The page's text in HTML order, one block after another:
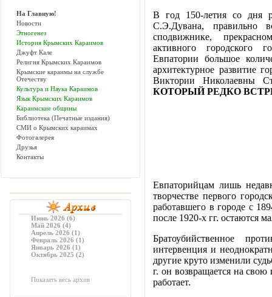
На Главную!
Новости
Этногенез
История Крымских Караимов
Джуфт Кале
Религия Крымских Караимов
Крымские караимы на службе
Отечеству
Культура и Наука Караимов
Язык Крымских Караимов
Караимские общины
Библиотека (Печатные издания)
СМИ о Крымских караимах
Фотогалерея
Друзья
Контакты
Июнь 2026 (6)
Май 2026 (4)
Апрель 2026 (1)
Февраль 2026 (1)
Январь 2026 (1)
Октябрь 2025 (2)
Показать весь архив
В год 150-летия со дня
С.Э.Дувана, правильно
сподвижнике,
активного городского
Евпатории большое
архитектурное развитие
Виктории Николаевны
КОТОРЫЙ РЕДКО
Евпаторийцам лишь
творчестве первого
работавшего в городе с
после 1920-х гг. остаются
Братоубийственное
интервенция и
другие круто изменили
г. он возвращается на
работает.